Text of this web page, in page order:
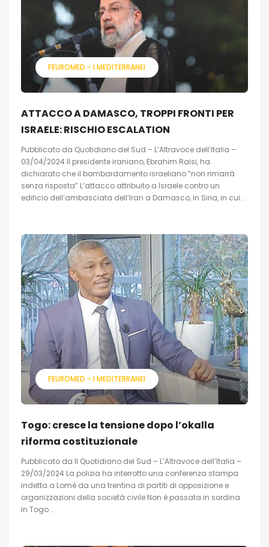
FEUROMED - I MEDITERRANEI
ATTACCO A DAMASCO, TROPPI FRONTI PER
ISRAELE: RISCHIO ESCALATION
Pubblicato da Quotidiano del Sud – L’Altravoce dell’Italia –
03/04/2024 Il presidente iraniano, Ebrahim Raisi, ha
dichiarato che il bombardamento israeliano “non rimarrà
senza risposta” L’attacco attribuito a Israele contro un
edificio dell’ambasciata dell’Iran a Damasco, in Siria, in cui...
FEUROMED - I MEDITERRANEI
Togo: cresce la tensione dopo l’okalla
riforma costituzionale
Pubblicato da Il Quotidiano del Sud – L’Altravoce dell’Italia –
29/03/2024 La polizia ha interrotto una conferenza stampa
indetta a Lomé da una trentina di partiti di opposizione e
organizzazioni della società civile Non è passata in sordina
in Togo...